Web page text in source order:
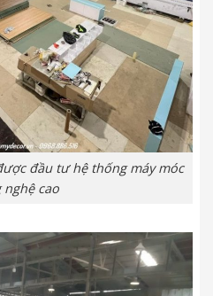
đầu tư hệ thống máy móc
nghệ cao